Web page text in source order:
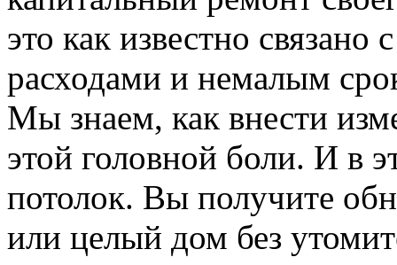
это как известно
расходами и немалым
Мы знаем, как внести
этой головной боли. И в
потолок. Вы получите
или целый дом без